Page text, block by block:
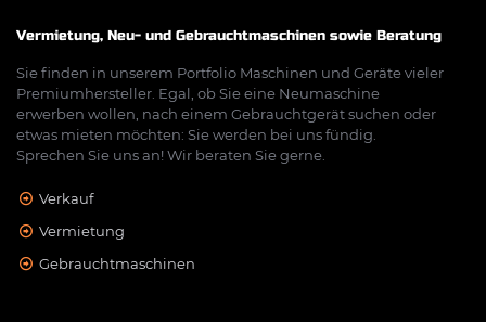
Vermietung, Neu- und Gebrauchtmaschinen sowie Beratung
Sie finden in unserem Portfolio Maschinen und Geräte vieler
Premiumhersteller. Egal, ob Sie eine Neumaschine
erwerben wollen, nach einem Gebrauchtgerät suchen oder
etwas mieten möchten: Sie werden bei uns fündig.
Sprechen Sie uns an! Wir beraten Sie gerne.
Verkauf
Vermietung
Gebrauchtmaschinen